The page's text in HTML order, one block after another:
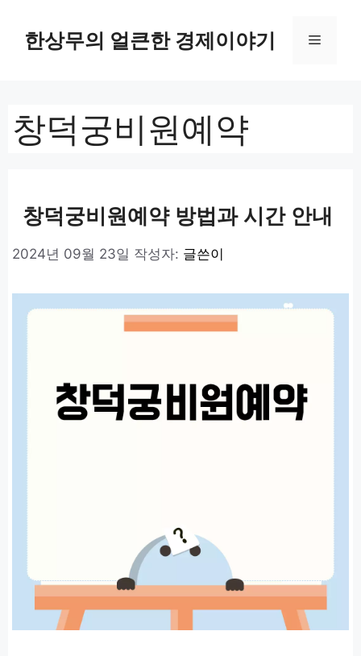
한상무의 얼큰한 경제이야기 메
창덕궁비원예약
창덕궁비원예약 방법과 시간 안내
2024년 09월 23일 작성자: 글쓴이